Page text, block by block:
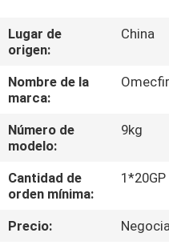
VIDEOS
SOBRE
NOSOTROS
DE
LA
Lugar de
origen:
China
Nombre de la
marca:
Número de
modelo:
9kg
Cantidad de
orden mínima:
1*20GP
Precio: